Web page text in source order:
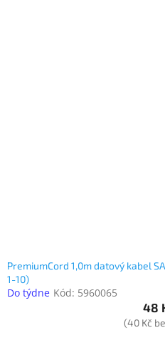
PremiumCord 1,0m datový kabel
1-10)
Do týdne Kód: 5960065
48
(40 Kč